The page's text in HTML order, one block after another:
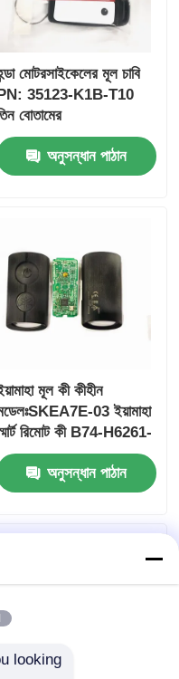
মোটরসাইকেলের মূল চাবি
35123-K1B-T10
বোতামের
FSK433.92MHz
দূরবর্তী গাড়ির চাবি
অনুসন্ধান পাঠান
মূল কী কীহীন
03 ইয়ামাহা
রিমোট কী B74-H6261-
02/662F-SKEA7D03 এর
অনুসন্ধান পাঠান
looking